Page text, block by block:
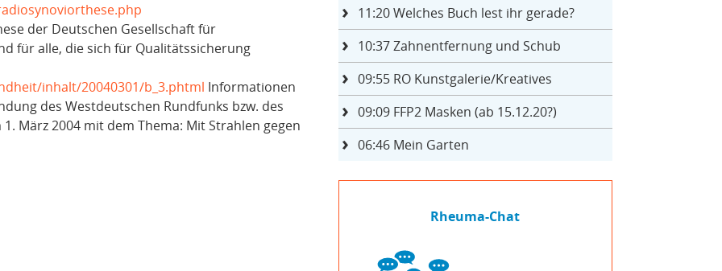
der Deutschen Gesellschaft für
für alle, die sich für Qualitätssicherung
inhalt/20040301/b_3.phtml Informationen
des Westdeutschen Rundfunks bzw. des
März 2004 mit dem Thema: Mit Strahlen gegen
11:20Welches Buch lest ihr gerade?
10:37Zahnentfernung und Schub
09:55RO Kunstgalerie/Kreatives
09:09FFP2 Masken (ab 15.12.20?)
06:46Mein Garten
Rheuma-Chat